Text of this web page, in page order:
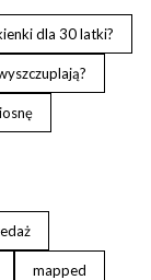
dla 30 latki?
mapped